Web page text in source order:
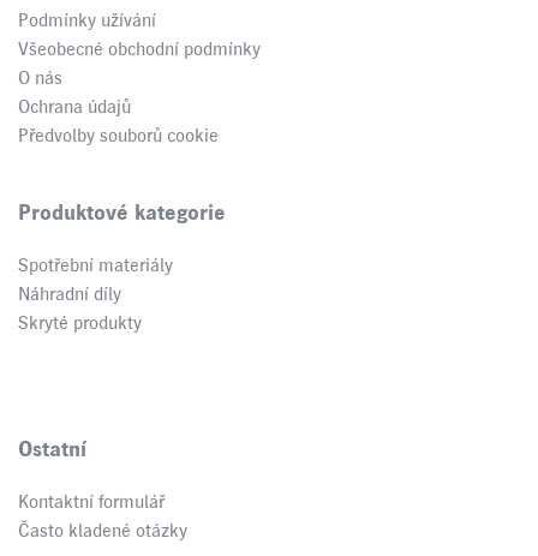
Podmínky užívání
Všeobecné obchodní podmínky
O nás
Ochrana údajů
Předvolby souborů cookie
Produktové kategorie
Spotřební materiály
Náhradní díly
Skryté produkty
Ostatní
Kontaktní formulář
Často kladené otázky